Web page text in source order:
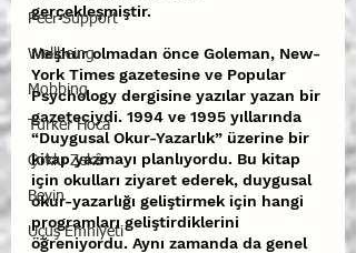
Peer Support
Wellbeing
Mobbing
Türker Hoca
Çoklu Zekâ
Beyin
Uçuş Emniyeti
gerçekleşmiştir.
Meşhur olmadan önce Goleman, New-
York Times gazetesine ve Popular
Psychology dergisine yazılar yazan bir
gazeteciydi. 1994 ve 1995 yıllarında
“Duygusal Okur-Yazarlık” üzerine bir
kitap yazmayı planlıyordu. Bu kitap
için okulları ziyaret ederek, duygusal
okur-yazarlığı geliştirmek için hangi
programları geliştirdiklerini
öğreniyordu. Aynı zamanda da genel